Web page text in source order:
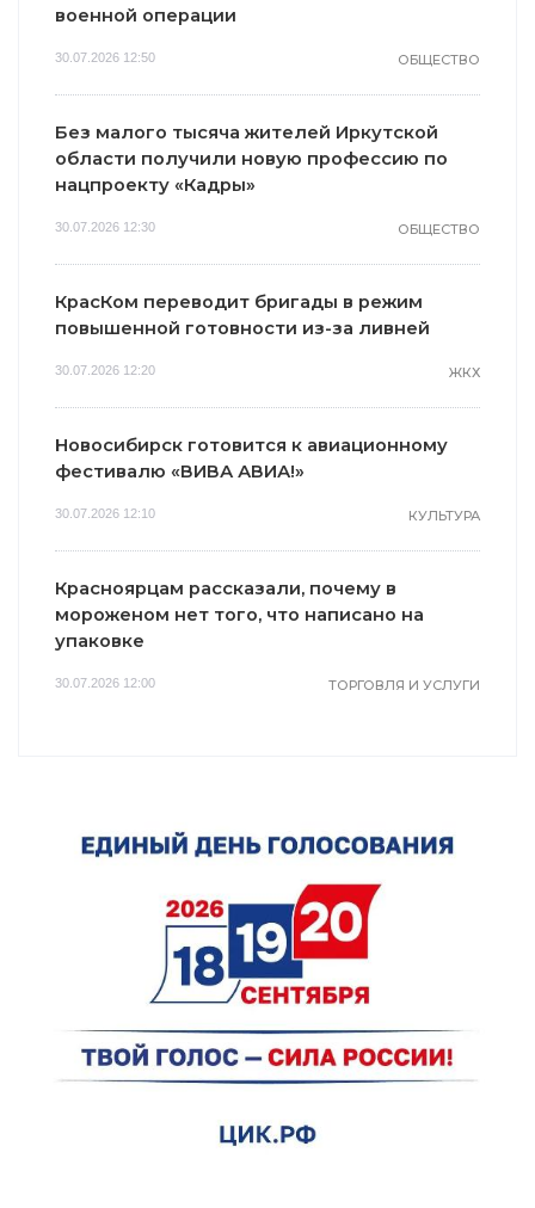
военной операции
30.07.2026 12:50 ОБЩЕСТВО
Без малого тысяча жителей Иркутской
области получили новую профессию по
нацпроекту «Кадры»
30.07.2026 12:30 ОБЩЕСТВО
КрасКом переводит бригады в режим
повышенной готовности из-за ливней
30.07.2026 12:20 ЖКХ
Новосибирск готовится к авиационному
фестивалю «ВИВА АВИА!»
30.07.2026 12:10 КУЛЬТУРА
Красноярцам рассказали, почему в
мороженом нет того, что написано на
упаковке
30.07.2026 12:00 ТОРГОВЛЯ И УСЛУГИ